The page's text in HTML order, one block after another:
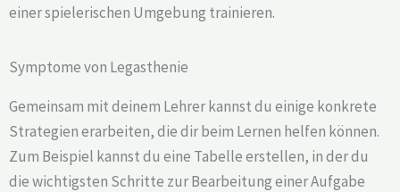
einer spielerischen Umgebung trainieren.
Symptome von Legasthenie
Gemeinsam mit deinem Lehrer kannst du einige konkrete
Strategien erarbeiten, die dir beim Lernen helfen können.
Zum Beispiel kannst du eine Tabelle erstellen, in der du
die wichtigsten Schritte zur Bearbeitung einer Aufgabe